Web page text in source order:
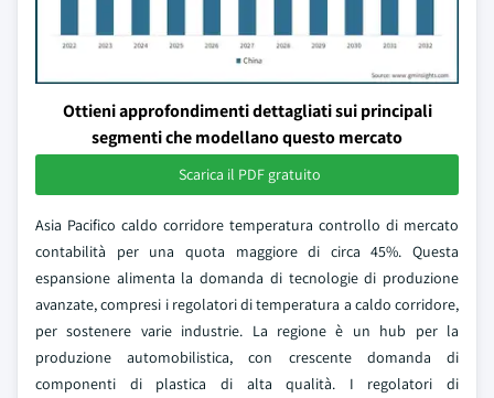
Ottieni approfondimenti dettagliati sui principali
segmenti che modellano questo mercato
Scarica il PDF gratuito
Asia Pacifico caldo corridore temperatura controllo di mercato
contabilità per una quota maggiore di circa 45%. Questa
espansione alimenta la domanda di tecnologie di produzione
avanzate, compresi i regolatori di temperatura a caldo corridore,
per sostenere varie industrie. La regione è un hub per la
produzione automobilistica, con crescente domanda di
componenti di plastica di alta qualità. I regolatori di